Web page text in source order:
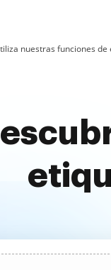
nuestras funciones